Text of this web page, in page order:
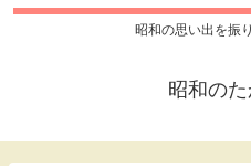
昭和の思い出を振
昭和の